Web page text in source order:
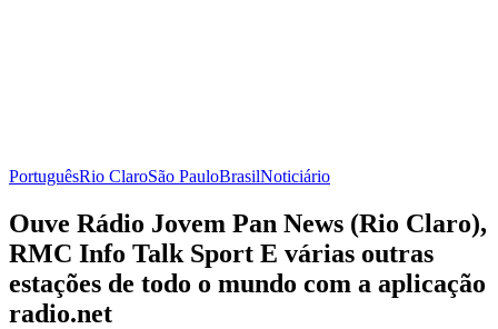
PortuguêsRio ClaroSão PauloBrasilNoticiário
Ouve Rádio Jovem Pan News (Rio Claro),
RMC Info Talk Sport E várias outras
estações de todo o mundo com a aplicação
radio.net